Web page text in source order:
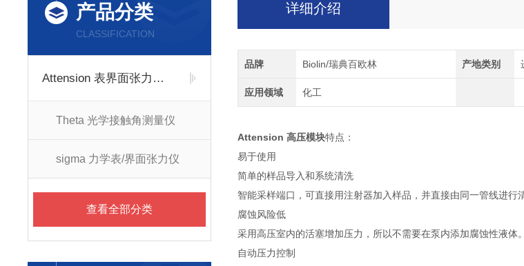
产品分类
CLASSIFICATION
Attension 表界面张力仪/接触角测量仪
Theta 光学接触角测量仪
sigma 力学表/界面张力仪
查看全部分类
详细介绍
品牌 Biolin/瑞典百欧林 产地类别
应用领域 化工
Attension 高压模块特点：
易于使用
简单的样品导入和系统清洗
智能采样端口，可直接用注射器加入样品，并直接由同一管线进行
腐蚀风险低
采用高压室内的活塞增加压力，所以不需要在泵内添加腐蚀性液体
自动压力控制